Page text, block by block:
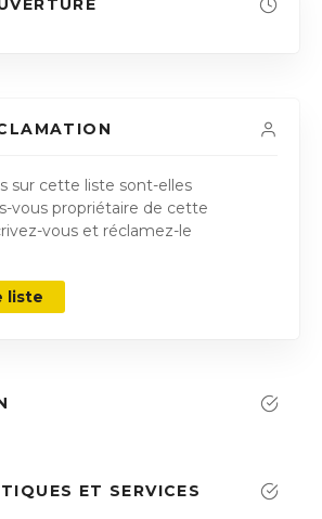
sur cette liste sont-elles
vous propriétaire de cette
vous et réclamez-le
liste
ET SERVICES